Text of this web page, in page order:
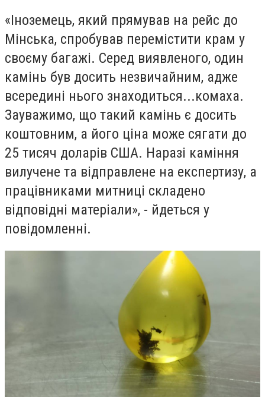
«Іноземець, який прямував на рейс до
Мінська, спробував перемістити крам у
своєму багажі. Серед виявленого, один
камінь був досить незвичайним, адже
всередині нього знаходиться...комаха.
Зауважимо, що такий камінь є досить
коштовним, а його ціна може сягати до
25 тисяч доларів США. Наразі каміння
вилучене та відправлене на експертизу, а
працівниками митниці складено
відповідні матеріали», - йдеться у
повідомленні.